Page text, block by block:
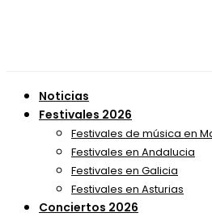
Noticias
Festivales 2026
Festivales de música en
Festivales en Andalucia
Festivales en Galicia
Festivales en Asturias
Conciertos 2026